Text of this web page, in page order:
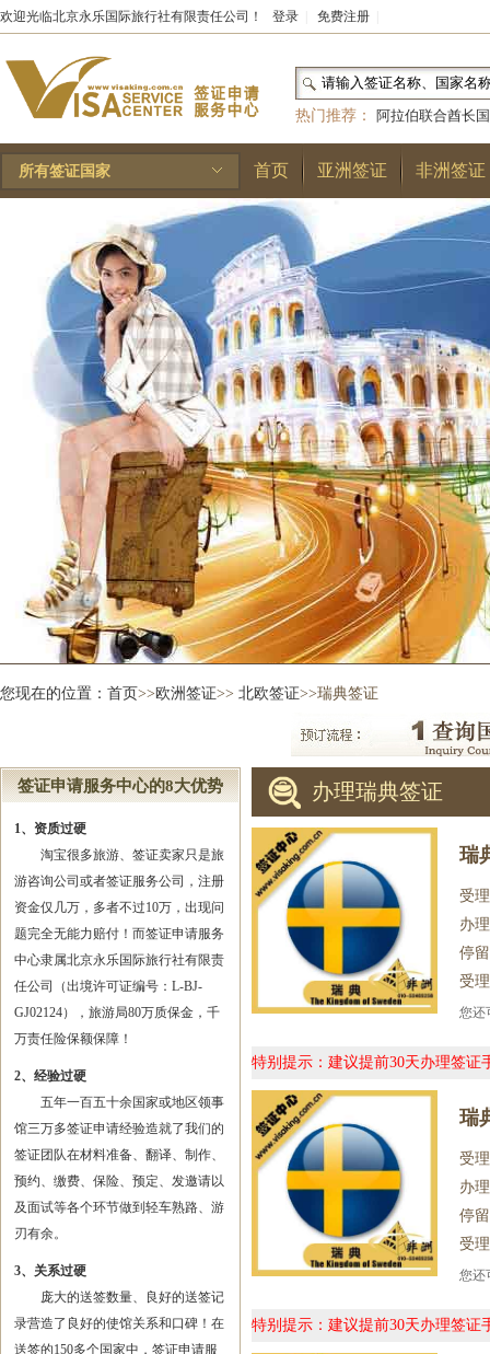
欢迎光临北京永乐国际旅行社有限责任公司！ 登录 免费注册
热门推荐：
阿拉伯联合酋长国
和国|布基纳法索|巴勒斯坦
林王国|安道尔公国|
所有签证国家 首页 亚洲签证 非洲签证
您现在的位置： 首页>>欧洲签证>> 北欧签证>>瑞典签证
签证申请服务中心的8大优势
1、资质过硬
淘宝很多旅游、签证卖家只是旅
游咨询公司或者签证服务公司，注册
资金仅几万，多者不过10万，出现问
题完全无能力赔付！而签证申请服务
中心隶属北京永乐国际旅行社有限责
任公司（出境许可证编号：L-BJ-
GJ02124），旅游局80万质保金，千
万责任险保额保障！
2、经验过硬
五年一百五十余国家或地区领事
馆三万多签证申请经验造就了我们的
签证团队在材料准备、翻译、制作、
预约、缴费、保险、预定、发邀请以
及面试等各个环节做到轻车熟路、游
刃有余。
3、关系过硬
庞大的送签数量、良好的送签记
录营造了良好的使馆关系和口碑！在
送签的150多个国家中，签证申请服
办理瑞典签证
瑞
受
办
停
受
您
特别提示：建议提前30天办理签
瑞
受
办
停
受
您
特别提示：建议提前30天办理签